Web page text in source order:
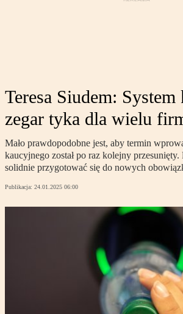
Teresa Siudem:
zegar tyka dla wielu
Mało prawdopodobne jest, aby termin
kaucyjnego został po raz kolejny
solidnie przygotować się do nowych
Publikacja: 24.01.2025 06:00